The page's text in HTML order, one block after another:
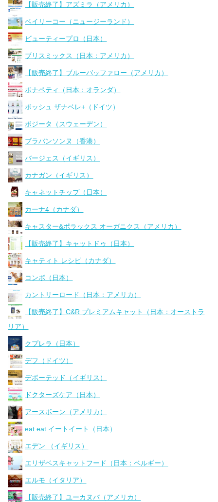
【販売終了】アズミラ（アメリカ）
ベイリーコー（ニュージーランド）
ビューティープロ（日本）
ブリスミックス（日本：アメリカ）
【販売終了】ブルーバッファロー（アメリカ）
ボナペティ（日本：オランダ）
ボッシュ ザナベレ+（ドイツ）
ボジータ（スウェーデン）
ブラバンソンヌ（香港）
バージェス（イギリス）
カナガン（イギリス）
キャネットチップ（日本）
カーナ4（カナダ）
キャスター&ポラックス オーガニクス（アメリカ）
【販売終了】キャットドゥ（日本）
キャティト レシピ（カナダ）
コンボ（日本）
カントリーロード（日本：アメリカ）
【販売終了】C&R プレミアムキャット（日本：オーストラ
リア）
クプレラ（日本）
デフ（ドイツ）
デボーテッド（イギリス）
ドクターズケア（日本）
アースボーン（アメリカ）
eat eat イートイート（日本）
エデン （イギリス）
エリザベスキャットフード（日本：ベルギー）
エルモ（イタリア）
【販売終了】ユーカヌバ（アメリカ）